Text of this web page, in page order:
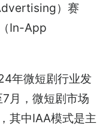
）赛
In-App
年微短剧行业发
月，微短剧市场
其中IAA模式是主